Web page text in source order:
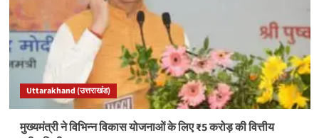
Uttarakhand (उत्तराखंड)
मुख्यमंत्री ने विभिन्न विकास योजनाओं के लिए ₹5 करोड़ की वित्तीय